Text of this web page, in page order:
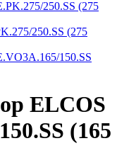
250.SS (275
ELCOS
(165